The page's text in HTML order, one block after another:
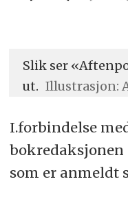
Slik ser
ut. Illustrasjon:
I.forbindelse
som er anmeldt